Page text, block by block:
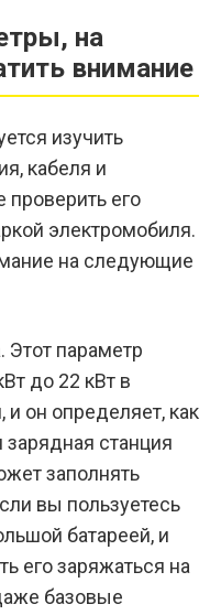
на
внимание
изучить
кабеля и
проверить его
электромобиля.
на следующие
. Этот параметр
до 22 кВт в
он определяет, как
станция
заполнять
вы пользуетесь
батареей, и
его заряжаться на
базовые